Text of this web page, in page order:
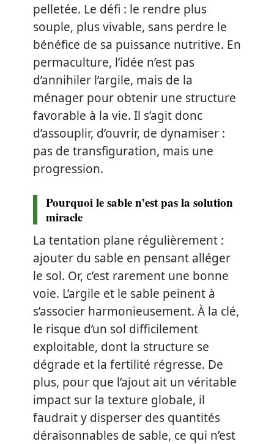
pelletée. Le défi : le rendre plus
souple, plus vivable, sans perdre le
bénéfice de sa puissance nutritive. En
permaculture, l’idée n’est pas
d’annihiler l’argile, mais de la
ménager pour obtenir une structure
favorable à la vie. Il s’agit donc
d’assouplir, d’ouvrir, de dynamiser :
pas de transfiguration, mais une
progression.
Pourquoi le sable n’est pas la solution
miracle
La tentation plane régulièrement :
ajouter du sable en pensant alléger
le sol. Or, c’est rarement une bonne
voie. L’argile et le sable peinent à
s’associer harmonieusement. À la clé,
le risque d’un sol difficilement
exploitable, dont la structure se
dégrade et la fertilité régresse. De
plus, pour que l’ajout ait un véritable
impact sur la texture globale, il
faudrait y disperser des quantités
déraisonnables de sable, ce qui n’est